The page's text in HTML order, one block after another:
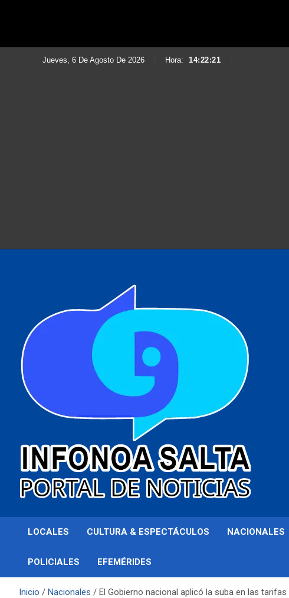
Jueves, 6 De Agosto De 2026 Hora: 14:22:22
Infonoa Salta
LOCALES CULTURA & ESPECTÁCULOS NACIONALES
POLICIALES EFEMÉRIDES
Inicio Nacionales El Gobierno nacional aplicó la suba en las tarifas